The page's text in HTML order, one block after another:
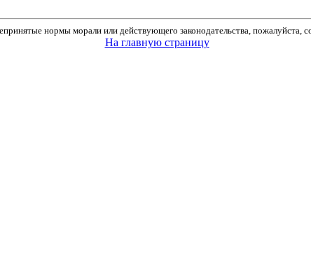
нормы морали или действующего законодательства, пожалуйста,
На главную страницу